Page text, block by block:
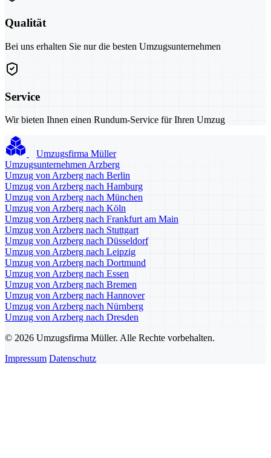
Qualität
Bei uns erhalten Sie nur die besten Umzugsunternehmen
Service
Wir bieten Ihnen einen Rundum-Service für Ihren Umzug
Umzugsfirma Müller
Umzugsunternehmen Arzberg
Umzug von Arzberg nach Berlin
Umzug von Arzberg nach Hamburg
Umzug von Arzberg nach München
Umzug von Arzberg nach Köln
Umzug von Arzberg nach Frankfurt am Main
Umzug von Arzberg nach Stuttgart
Umzug von Arzberg nach Düsseldorf
Umzug von Arzberg nach Leipzig
Umzug von Arzberg nach Dortmund
Umzug von Arzberg nach Essen
Umzug von Arzberg nach Bremen
Umzug von Arzberg nach Hannover
Umzug von Arzberg nach Nürnberg
Umzug von Arzberg nach Dresden
© 2026 Umzugsfirma Müller. Alle Rechte vorbehalten.
Impressum Datenschutz